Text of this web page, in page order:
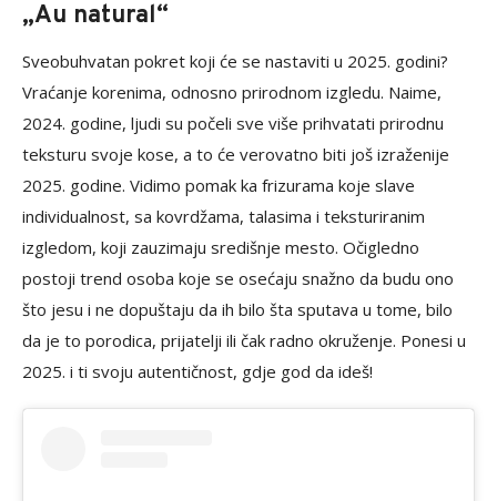
„Au natural“
Sveobuhvatan pokret koji će se nastaviti u 2025. godini?
Vraćanje korenima, odnosno prirodnom izgledu. Naime,
2024. godine, ljudi su počeli sve više prihvatati prirodnu
teksturu svoje kose, a to će verovatno biti još izraženije
2025. godine. Vidimo pomak ka frizurama koje slave
individualnost, sa kovrdžama, talasima i teksturiranim
izgledom, koji zauzimaju središnje mesto. Očigledno
postoji trend osoba koje se osećaju snažno da budu ono
što jesu i ne dopuštaju da ih bilo šta sputava u tome, bilo
da je to porodica, prijatelji ili čak radno okruženje. Ponesi u
2025. i ti svoju autentičnost, gdje god da ideš!